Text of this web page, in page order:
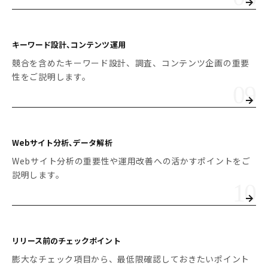
キーワード設計、コンテンツ運用
競合を含めたキーワード設計、調査、コンテンツ企画の重要
性をご説明します。
Webサイト分析、データ解析
Webサイト分析の重要性や運用改善への活かすポイントをご
説明します。
リリース前のチェックポイント
膨大なチェック項目から、最低限確認しておきたいポイント